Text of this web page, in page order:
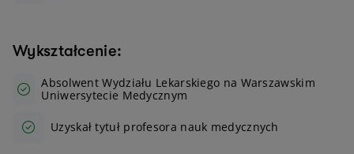
Wykształcenie:
Absolwent Wydziału Lekarskiego na Warszawskim
Uniwersytecie Medycznym
Uzyskał tytuł profesora nauk medycznych